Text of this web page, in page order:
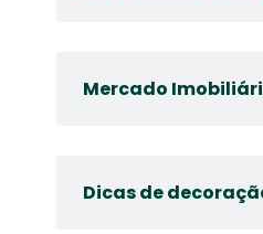
Mercado
Dicas de